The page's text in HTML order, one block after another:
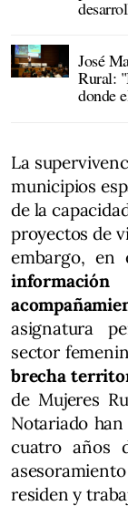
José
Rural:
donde
La
municipios
de la
proyectos de
embargo, en
asignatura
sector
brecha
de Mujeres
Notariado
cuatro años
residen y